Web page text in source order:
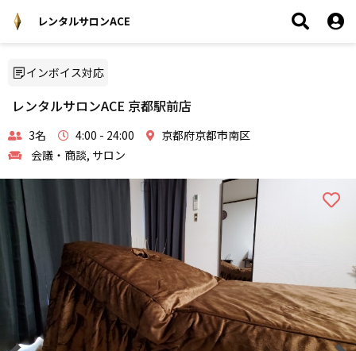
レンタルサロンACE
インボイス対応
レンタルサロンACE 京都駅前店
3名 4:00 - 24:00
京都府京都市南区
会議・商談, サロン